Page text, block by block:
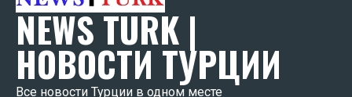
NEWS TURK |
НОВОСТИ ТУРЦИИ
Все новости Турции в одном месте